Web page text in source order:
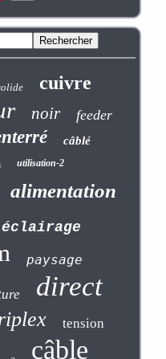
cuivre
noir feeder
câblé
utilisation-2
alimentation
éclairage
paysage
direct
tension
câble